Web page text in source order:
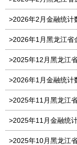
>2026年2月金融统计
>2026年1月黑龙江省
>2025年12月黑龙江
>2026年1月金融统计
>2025年11月黑龙江
>2025年11月金融统
>2025年10月黑龙江